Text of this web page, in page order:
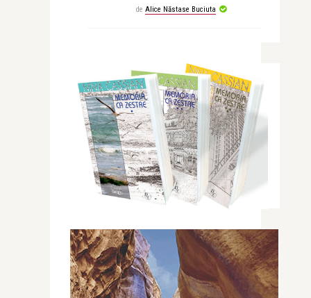
de Alice Năstase Buciuta